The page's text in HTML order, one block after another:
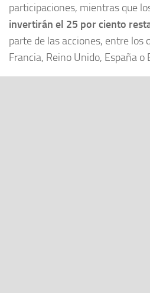
participaciones, mientras que
invertirán el 25 por ciento
parte de las acciones, entre los
Francia, Reino Unido, España o